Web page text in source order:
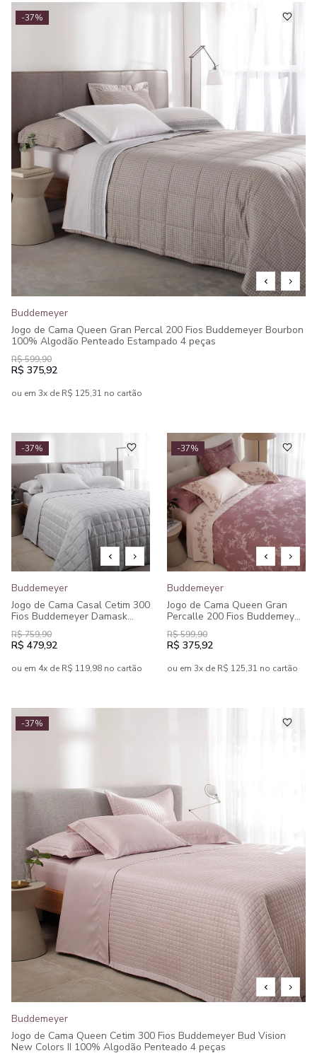
-37%
Buddemeyer
Jogo de Cama Queen Gran Percal 200 Fios Buddemeyer Bourbon
100% Algodão Penteado Estampado 4 peças
R$ 599,90
R$ 375,92
ou em 3x de R$ 125,31 no cartão
-37%
Buddemeyer
Jogo de Cama Casal Cetim 300
Fios Buddemeyer Damask
Stripes 100% Algodão
Penteado 4 peças
R$ 759,90
R$ 479,92
ou em 4x de R$ 119,98 no cartão
-37%
Buddemeyer
Jogo de Cama Queen Gran
Percalle 200 Fios Buddemeyer
Olga 100% Algodão Penteado
Estampado 4 peças
R$ 599,90
R$ 375,92
ou em 3x de R$ 125,31 no cartão
-37%
Buddemeyer
Jogo de Cama Queen Cetim 300 Fios Buddemeyer Bud Vision
New Colors II 100% Algodão Penteado 4 peças